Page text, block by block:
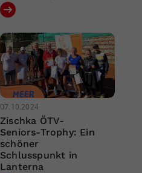
07.10.2024
Zischka ÖTV-
Seniors-Trophy: Ein
schöner
Schlusspunkt in
Lanterna